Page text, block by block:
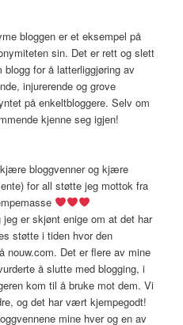
bloggen er et eksempel på
sin. Det er rett og slett
for å latterliggjøring av
injurerende og grove
på enkeltbloggere. Selv om
kjenne seg igjen!
bloggvenner og kjære
for all støtte jeg mottok fra
er skjønt enige om at det har
støtte i tiden hvor den
nouw.com. Det er flere av mine
å slutte med blogging, i
kom til å bruke mot dem. Vi
og det har vært kjempegodt!
mine hver og en av